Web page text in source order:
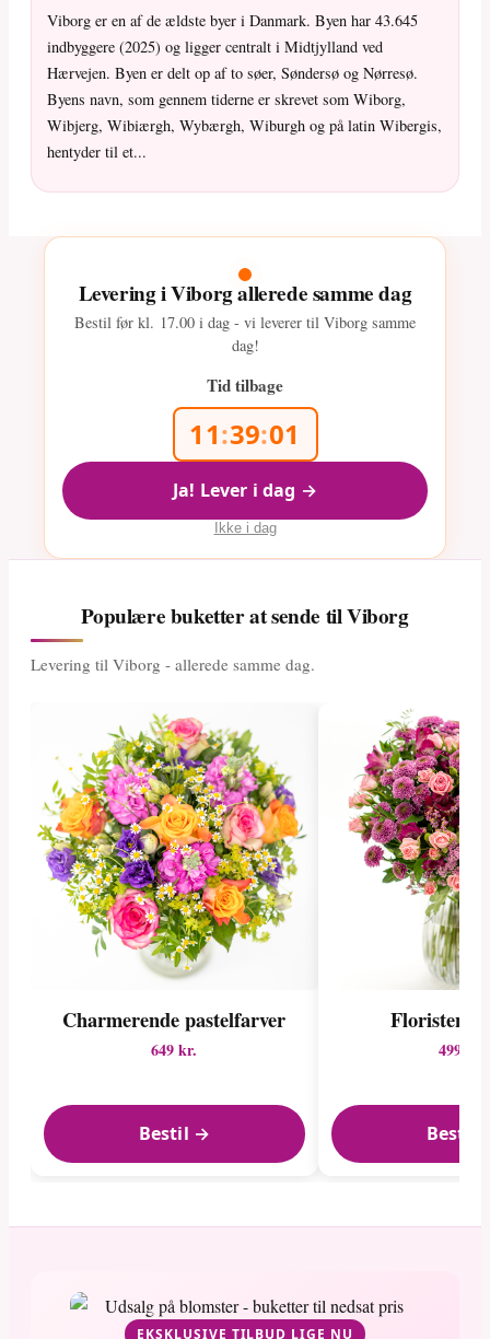
Viborg er en af de ældste byer i Danmark. Byen har 43.645
indbyggere (2025) og ligger centralt i Midtjylland ved
Hærvejen. Byen er delt op af to søer, Søndersø og Nørresø.
Byens navn, som gennem tiderne er skrevet som Wiborg,
Wibjerg, Wibiærgh, Wybærgh, Wiburgh og på latin Wibergis,
hentyder til et...
Levering i Viborg allerede samme dag
Bestil før kl. 17.00 i dag - vi leverer til Viborg samme
dag!
Tid tilbage
11:39:01
Ja! Lever i dag →
Ikke i dag
Populære buketter at sende til Viborg
Levering til Viborg - allerede samme dag.
Charmerende pastelfarver
649 kr.
Bestil →
Floristens
499 kr.
Bestil
EKSKLUSIVE TILBUD LIGE NU